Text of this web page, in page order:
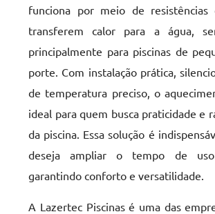
funciona por meio de resistências
transferem calor para a água,
principalmente para piscinas de
porte. Com instalação prática,
de temperatura preciso, o
ideal para quem busca praticidade e
da piscina. Essa solução é
deseja ampliar o tempo de
garantindo conforto e versatilidade.
A Lazertec Piscinas é uma das